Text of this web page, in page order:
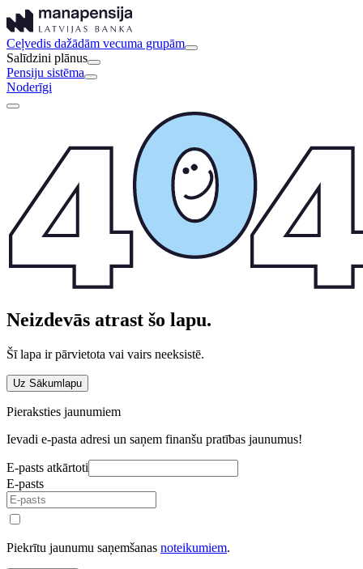
Ceļvedis dažādām vecuma grupām
Salīdzini plānus
Pensiju sistēma
Noderīgi
Neizdevās atrast šo lapu.
Šī lapa ir pārvietota vai vairs neeksistē.
Uz Sākumlapu
Pieraksties jaunumiem
Ievadi e-pasta adresi un saņem finanšu pratības jaunumus!
E-pasts atkārtoti
E-pasts
Piekrītu jaunumu saņemšanas noteikumiem.